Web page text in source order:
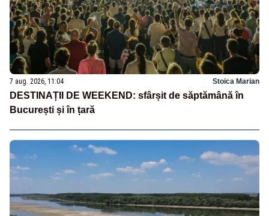
7 aug. 2026, 11:04 Stoica Marian
DESTINAȚII DE WEEKEND: sfârșit de săptămână în
București și în țară